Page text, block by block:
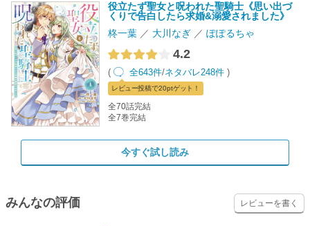
役立たず聖女と呪われた聖騎士《思い出づ
くりで告白したら求婚&溺愛されました》
柊一葉
大川なぎ ぽぽるちゃ
4.2
( 全643件/ネタバレ248件 )
レビュー投稿で20ptゲット！
全70話完結
全7巻完結
今すぐ試し読み
みんなの評価 レビューを書く